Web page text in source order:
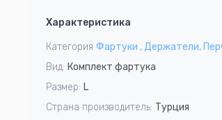
1
Характеристика
Категория Фартуки , Держатели,
Вид: Комплект фартука
Размер: L
Страна производитель: Турция